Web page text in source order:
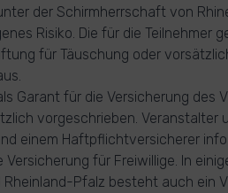
der Schirmherrschaft von
Risiko. Die für die Teilnehmer
für Täuschung oder
Garant für die Versicherung des
vorgeschrieben. Veranstalter
einem Haftpflichtversicherer
Versicherung für Freiwillige. In
Pfalz besteht auch ein